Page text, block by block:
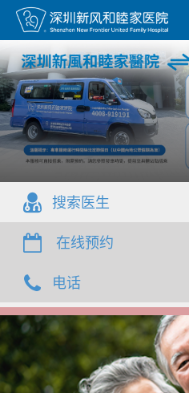
搜索医生
寻找适合您的医生，评估您的
医院
部门
在线预约
您可以致电24小时服务中心（
时香港客服热线（+852 8177
电话
24小时服务中心
+86 4008-919191